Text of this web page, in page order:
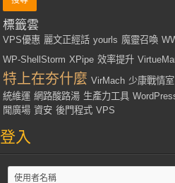
標籤雲
VPS優惠 麗文正經話 yourls 魔靈召喚
WP-ShellStorm XPipe 效率提升
特上在夯什麼 VirMach 少康戰情室
統維運 網路酸路湯 生產力工具
聞廣場 資安 後門程式 VPS
登入